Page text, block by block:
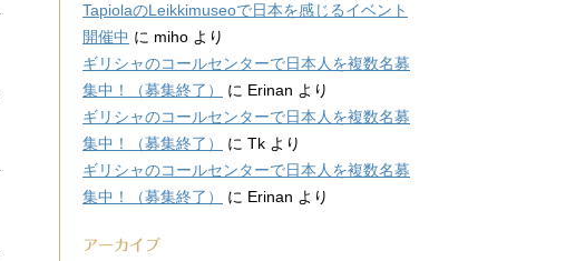
TapiolaのLeikkimuseoで日本を感じるイベント
開催中 に miho より
ギリシャのコールセンターで日本人を複数名募
集中！（募集終了）
に Erinan より
ギリシャのコールセンターで日本人を複数名募
集中！（募集終了）
に Tk より
ギリシャのコールセンターで日本人を複数名募
集中！（募集終了）
に Erinan より
アーカイブ